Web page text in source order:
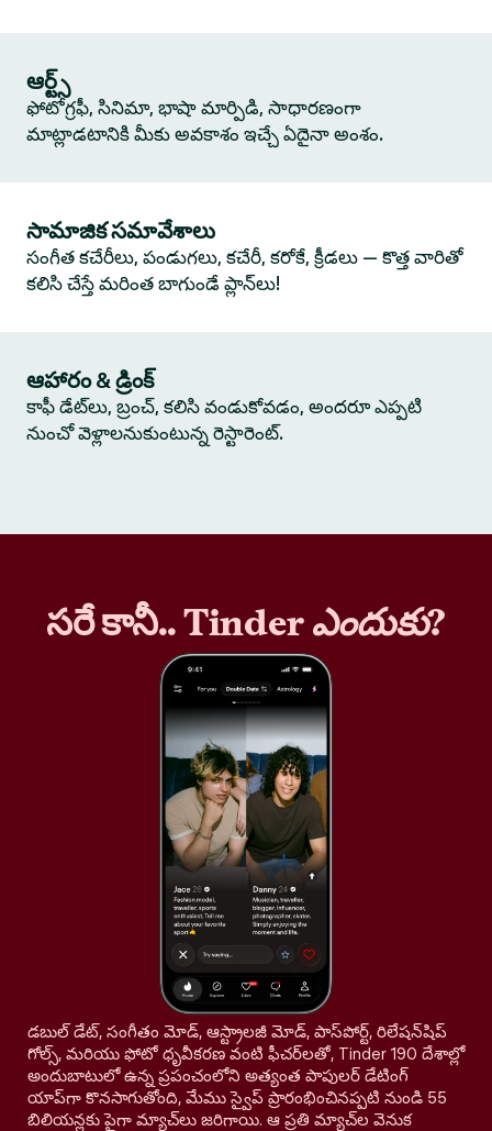
ఆర్ట్స్
ఫోటోగ్రఫీ, సినిమా, భాషా మార్పిడి, సాధారణంగా
మాట్లాడటానికి మీకు అవకాశం ఇచ్చే ఏదైనా అంశం.
సామాజిక సమావేశాలు
సంగీత కచేరీలు, పండుగలు, కచేరీ, కరోకే, క్రీడలు — కొత్త వారితో
కలిసి చేస్తే మరింత బాగుండే ప్లాన్‌లు!
ఆహారం & డ్రింక్
కాఫీ డేట్‌లు, బ్రంచ్, కలిసి వండుకోవడం, అందరూ ఎప్పటి
నుంచో వెళ్లాలనుకుంటున్న రెస్టారెంట్.
సరే కానీ.. Tinderఎందుకు?
డబుల్ డేట్, సంగీతం మోడ్, ఆస్ట్రాలజీ మోడ్, పాస్‌పోర్ట్, రిలేషన్‌షిప్
గోల్స్, మరియు ఫోటో ధృవీకరణ వంటి ఫీచర్‌లతో, Tinder 190 దేశాల్లో
అందుబాటులో ఉన్న ప్రపంచంలోని అత్యంత పాపులర్ డేటింగ్
యాప్‌గా కొనసాగుతోంది, మేము స్వైప్ ప్రారంభించినప్పటి నుండి 55
బిలియన్లకు పైగా మ్యాచ్‌లు జరిగాయి. ఆ ప్రతి మ్యాచ్‌ల వెనుక